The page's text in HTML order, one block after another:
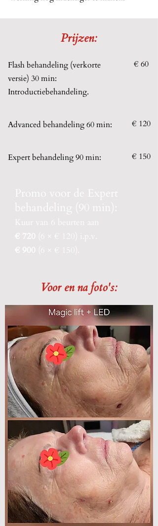
Prijzen:
Flash behandeling (verkorte
versie) 30 min:
Introductiebehandeling.
€ 60
Advanced behandeling 60 min: € 120
Expert behandeling 90 min: € 150
Promo voor de Expert
behandeling (90 min):
Kuur van 6 beurten aan
€ 720 (6 × € 120) i.p.v.
€ 900 (6 × € 150).
Voor en na foto's: